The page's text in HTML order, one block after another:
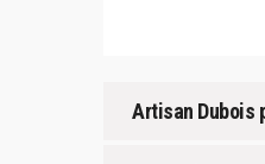
Artisan Dubois